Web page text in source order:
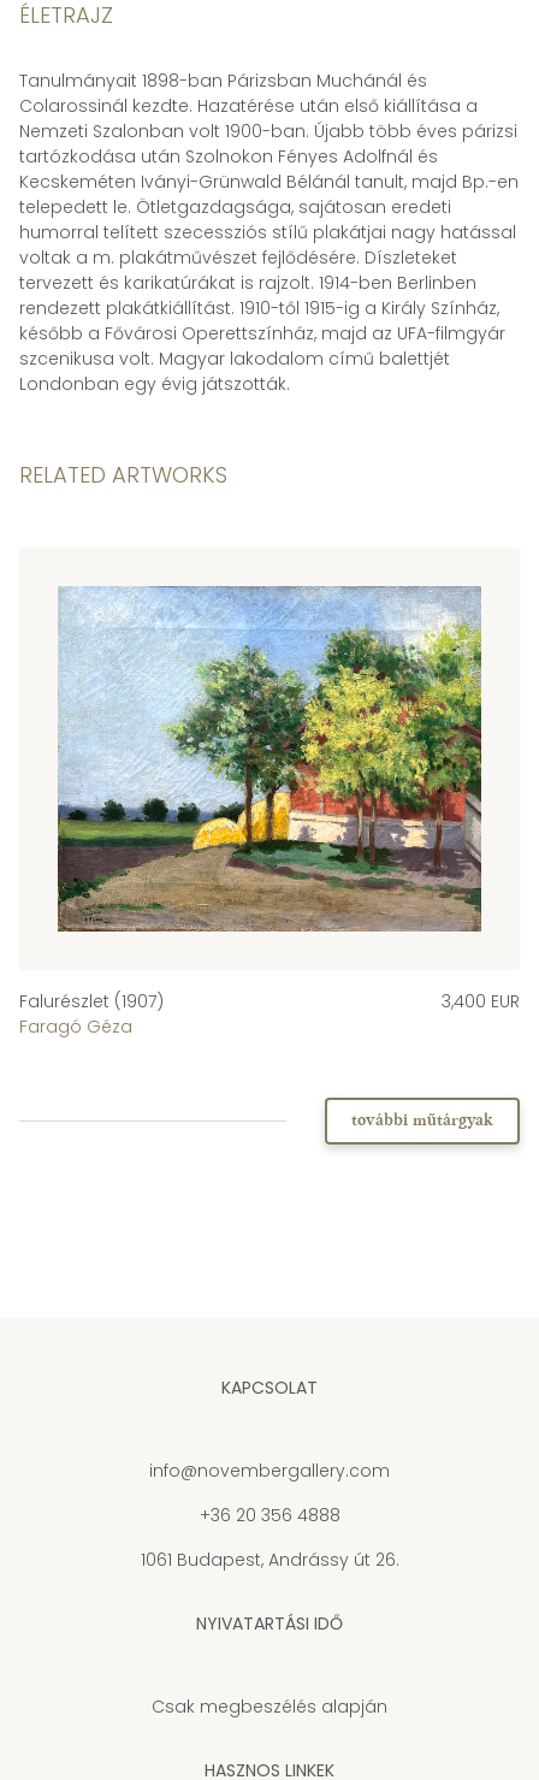
ÉLETRAJZ
Tanulmányait 1898-ban Párizsban Muchánál és
Colarossinál kezdte. Hazatérése után első kiállítása a
Nemzeti Szalonban volt 1900-ban. Újabb több éves párizsi
tartózkodása után Szolnokon Fényes Adolfnál és
Kecskeméten Iványi-Grünwald Bélánál tanult, majd Bp.-en
telepedett le. Ötletgazdagsága, sajátosan eredeti
humorral telített szecessziós stílű plakátjai nagy hatással
voltak a m. plakátművészet fejlődésére. Díszleteket
tervezett és karikatúrákat is rajzolt. 1914-ben Berlinben
rendezett plakátkiállítást. 1910-től 1915-ig a Király Színház,
később a Fővárosi Operettszínház, majd az UFA-filmgyár
szcenikusa volt. Magyar lakodalom című balettjét
Londonban egy évig játszották.
RELATED ARTWORKS
Falurészlet (1907)
Faragó Géza
3,400 EUR
további műtárgyak
KAPCSOLAT
info@novembergallery.com
+36 20 356 4888
1061 Budapest, Andrássy út 26.
NYIVATARTÁSI IDŐ
Csak megbeszélés alapján
HASZNOS LINKEK